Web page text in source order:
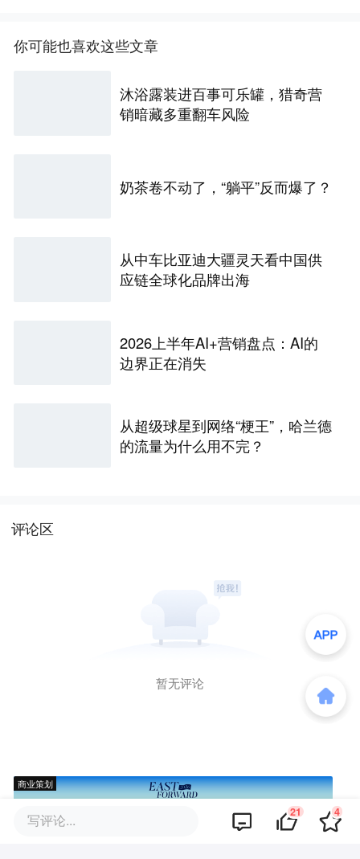
你可能也喜欢这些文章
沐浴露装进百事可乐罐，猎奇营
销暗藏多重翻车风险
奶茶卷不动了，“躺平”反而爆了？
从中车比亚迪大疆灵天看中国供
应链全球化品牌出海
2026上半年AI+营销盘点：AI的
边界正在消失
从超级球星到网络“梗王”，哈兰德
的流量为什么用不完？
评论区
暂无评论
商业策划
写评论... 21 4